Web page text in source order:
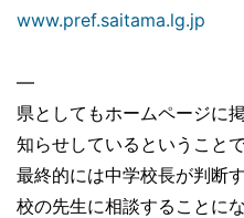
www.pref.saitama.lg.jp
—
県としてもホームページに
知らせしているということで
最終的には中学校長が判断
校の先生に相談することに